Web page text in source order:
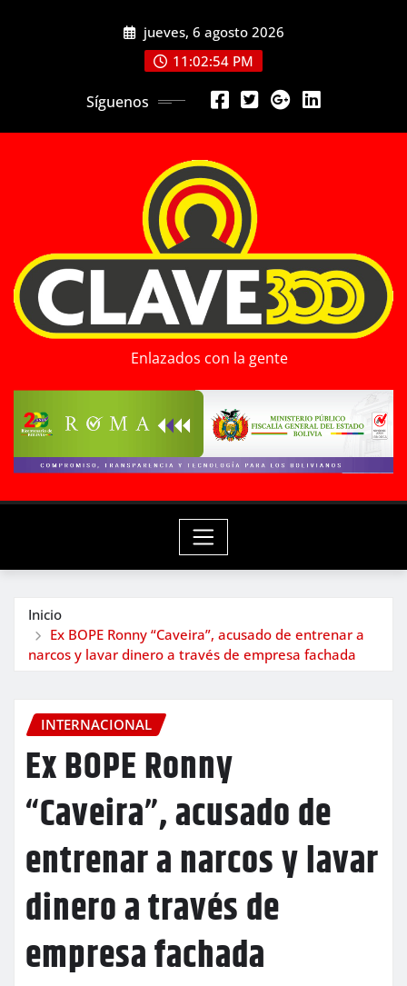
jueves, 6 agosto 2026
11:02:56 PM
Síguenos
Enlazados con la gente
Inicio
Ex BOPE Ronny “Caveira”, acusado de entrenar a
narcos y lavar dinero a través de empresa fachada
INTERNACIONAL
Ex BOPE Ronny
“Caveira”, acusado de
entrenar a narcos y lavar
dinero a través de
empresa fachada